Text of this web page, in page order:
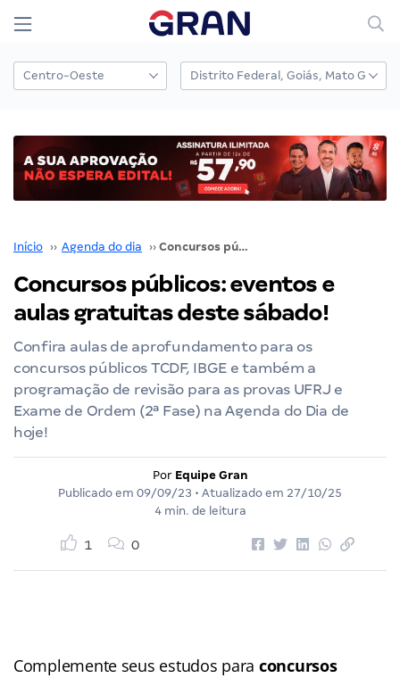
Início ›› Agenda do dia ›› Concursos públicos: eventos e aulas gratuitas deste sábado!
Concursos públicos: eventos e
aulas gratuitas deste sábado!
Confira aulas de aprofundamento para os
concursos públicos TCDF, IBGE e também a
programação de revisão para as provas UFRJ e
Exame de Ordem (2ª Fase) na Agenda do Dia de
hoje!
Por Equipe Gran
Publicado em 09/09/23 • Atualizado em 27/10/25
4 min. de leitura
1 0
Complemente seus estudos para concursos